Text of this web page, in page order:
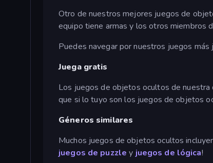
Otro de nuestros mejores juegos de
equipo tiene armas y los otros miembros
Puedes navegar por nuestros juegos
Juega gratis
Los juegos de objetos ocultos de nuestra
que si lo tuyo son los juegos de objetos
Géneros similares
Muchos juegos de objetos ocultos
juegos de puzzle y juegos de lógica!